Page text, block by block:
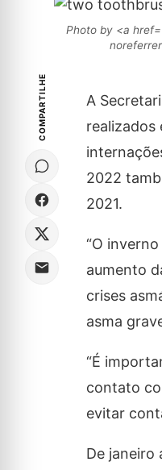
Photo by <a
COMPARTILHE
A
realizados
2022
2021.
“O
aumento
crises
asma
“É
contato
evitar
De janeiro